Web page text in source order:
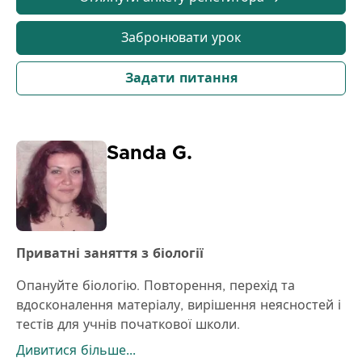
навчання може проводитися онлайн.
До зустрічі!
Забронювати урок
Задати питання
Sanda G.
Приватні заняття з біології
Опануйте біологію. Повторення, перехід та
вдосконалення матеріалу, вирішення неясностей і
тестів для учнів початкової школи.
Підготовка учнів до здачі вступних іспитів до
Дивитися більше...